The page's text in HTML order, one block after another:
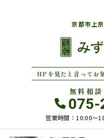
京都市上
HPを見たと言ってお
無料相
営業時間：10:00〜